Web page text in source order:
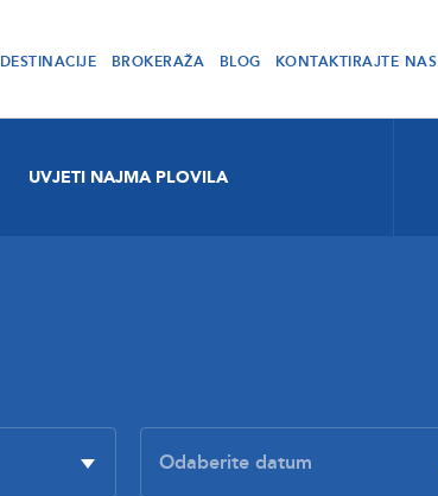
DESTINACIJE BROKERAŽA BLOG KONTAKTIRAJTE NAS
UVJETI NAJMA PLOVILA